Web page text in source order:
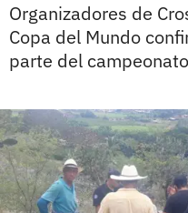
Organizadores de
Copa del Mundo
parte del